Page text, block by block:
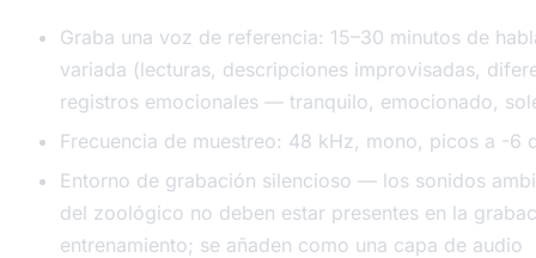
Graba una voz de referencia: 15–30 minutos de
variada (lecturas, descripciones improvisadas,
registros emocionales — tranquilo, emocionado,
Frecuencia de muestreo: 48 kHz, mono, picos a -6
Entorno de grabación silencioso — los sonidos
del zoológico no deben estar presentes en la
entrenamiento; se añaden como una capa de audio